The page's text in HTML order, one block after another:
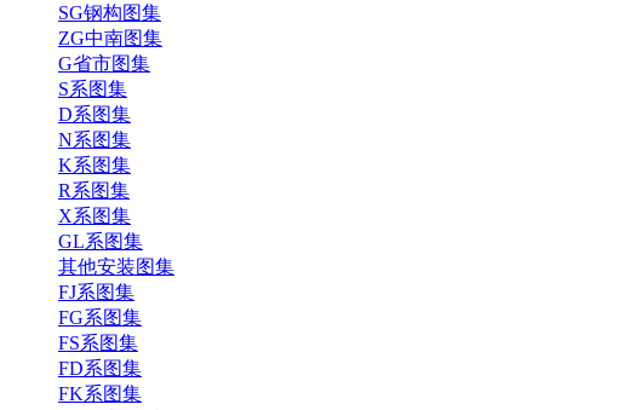
SG钢构图集
ZG中南图集
G省市图集
S系图集
D系图集
N系图集
K系图集
R系图集
X系图集
GL系图集
其他安装图集
FJ系图集
FG系图集
FS系图集
FD系图集
FK系图集